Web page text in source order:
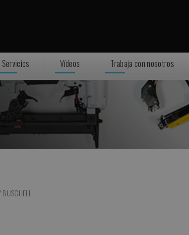
Servicios Vídeos Trabaja con nosotros